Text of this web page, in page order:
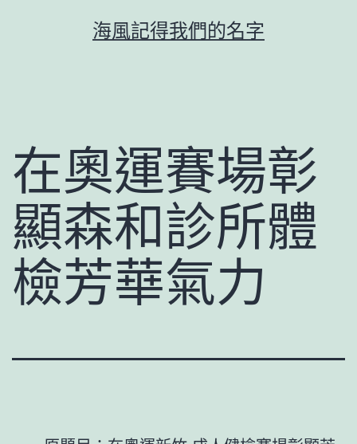
海風記得我們的名字
在奧運賽場彰
顯森和診所體
檢芳華氣力